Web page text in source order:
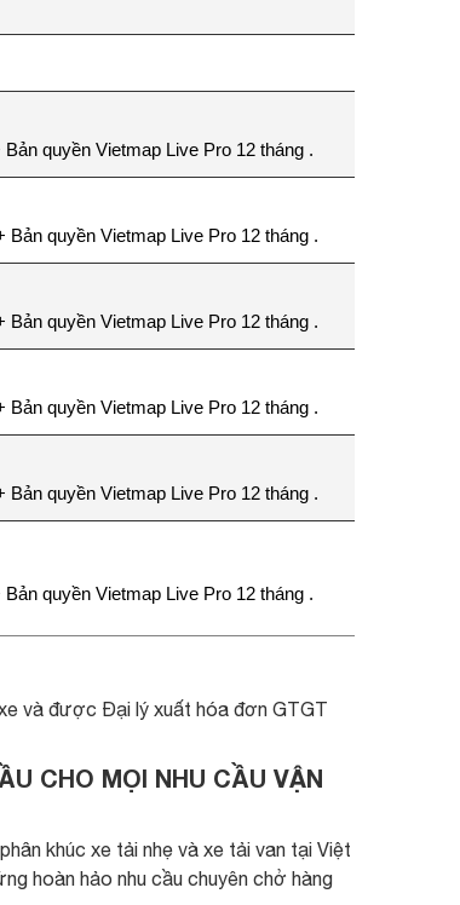
quyền Vietmap Live Pro 12 tháng .
Bản quyền Vietmap Live Pro 12 tháng .
Bản quyền Vietmap Live Pro 12 tháng .
Bản quyền Vietmap Live Pro 12 tháng .
Bản quyền Vietmap Live Pro 12 tháng .
quyền Vietmap Live Pro 12 tháng .
và được Đại lý xuất hóa đơn GTGT
CHO MỌI NHU CẦU VẬN
khúc xe tải nhẹ và xe tải van tại Việt
hoàn hảo nhu cầu chuyên chở hàng